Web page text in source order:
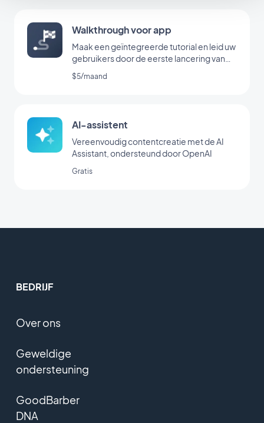
Walkthrough voor app
Maak een geïntegreerde tutorial en leid uw
gebruikers door de eerste lancering van
uw app
$5/maand
AI-assistent
Vereenvoudig contentcreatie met de AI
Assistant, ondersteund door OpenAI
Gratis
BEDRIJF
Over ons
Geweldige
ondersteuning
GoodBarber
DNA